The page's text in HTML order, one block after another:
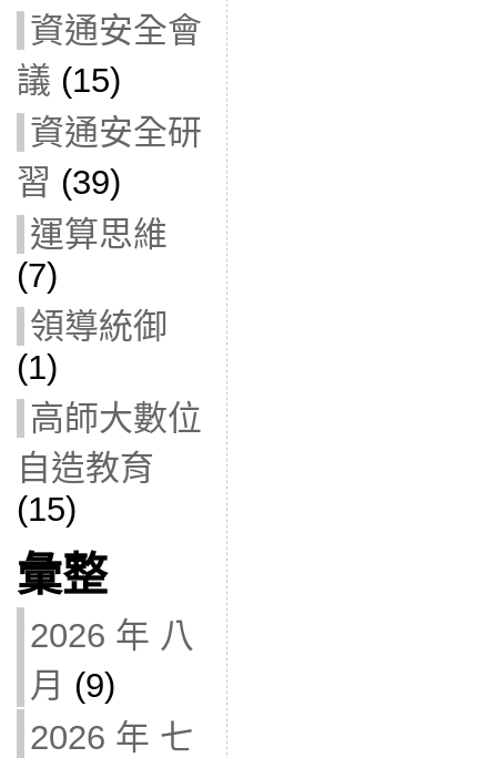
資通安全會
議 (15)
資通安全研
習 (39)
運算思維
(7)
領導統御
(1)
高師大數位
自造教育
(15)
彙整
2026 年 八
月 (9)
2026 年 七